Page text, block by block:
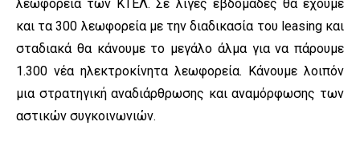
λεωφορεία των ΚΤΕΛ. Σε λίγες εβδομάδες θα έχουμε
και τα 300 λεωφορεία με την διαδικασία του leasing και
σταδιακά θα κάνουμε το μεγάλο άλμα για να πάρουμε
1.300 νέα ηλεκτροκίνητα λεωφορεία. Κάνουμε λοιπόν
μια στρατηγική αναδιάρθρωσης και αναμόρφωσης των
αστικών συγκοινωνιών.